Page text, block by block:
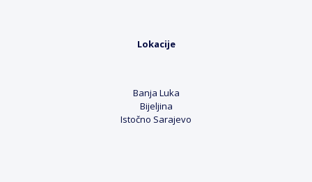
Lokacije
Banja Luka
Bijeljina
Istočno Sarajevo